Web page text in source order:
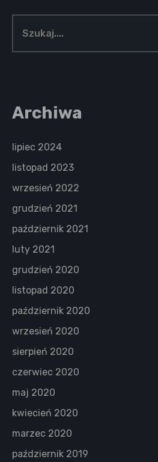
Archiwa
lipiec 2024
listopad 2023
wrzesień 2022
grudzień 2021
październik 2021
luty 2021
grudzień 2020
listopad 2020
październik 2020
wrzesień 2020
sierpień 2020
czerwiec 2020
maj 2020
kwiecień 2020
marzec 2020
październik 2019